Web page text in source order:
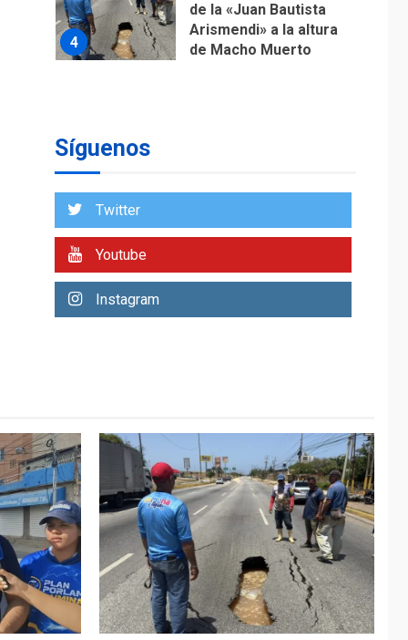
4
de la «Juan Bautista
Arismendi» a la altura
de Macho Muerto
Plan de contingencia
7
US$183.000 millones
para alcanzar 3
millones de bdp
1
REGIONALES ÚLTIMA HORA
Libro de Guadalupe
Burelli eleva sus
velas en Margarita
REGIONALES ÚLTIMA HORA
Síguenos
Twitter
Youtube
Instagram